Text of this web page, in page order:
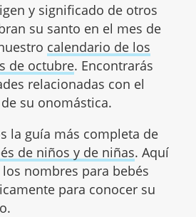
y significado de otros
su santo en el mes de
calendario de los
de octubre. Encontrarás
relacionadas con el
su onomástica.
la guía más completa de
de niños y de niñas. Aquí
nombres para bebés
para conocer su